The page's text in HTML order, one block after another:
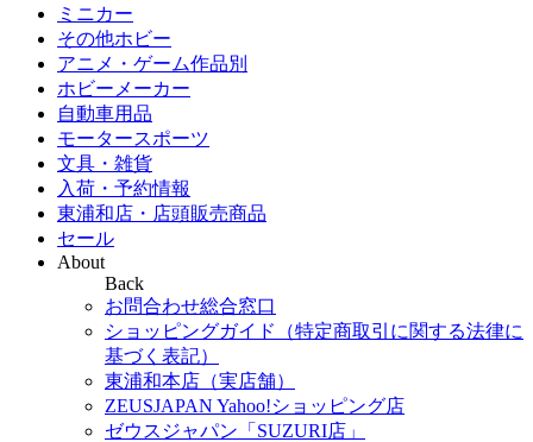
ミニカー
その他ホビー
アニメ・ゲーム作品別
ホビーメーカー
自動車用品
モータースポーツ
文具・雑貨
入荷・予約情報
東浦和店・店頭販売商品
セール
About
Back
お問合わせ総合窓口
ショッピングガイド（特定商取引に関する法律に
基づく表記）
東浦和本店（実店舗）
ZEUSJAPAN Yahoo!ショッピング店
ゼウスジャパン「SUZURI店」